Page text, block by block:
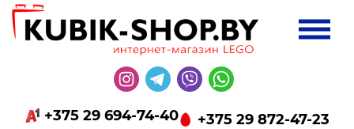
+375 29 694-74-40 +375 29 872-47-23